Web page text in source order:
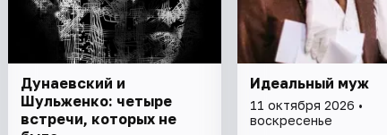
Дунаевский и
Шульженко: четыре
встречи, которых не
Идеальный муж
11 октября 2026 •
воскресенье